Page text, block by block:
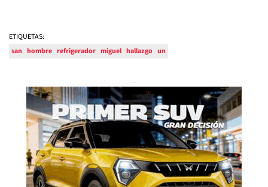
ETIQUETAS:
san hombre refrigerador miguel hallazgo un